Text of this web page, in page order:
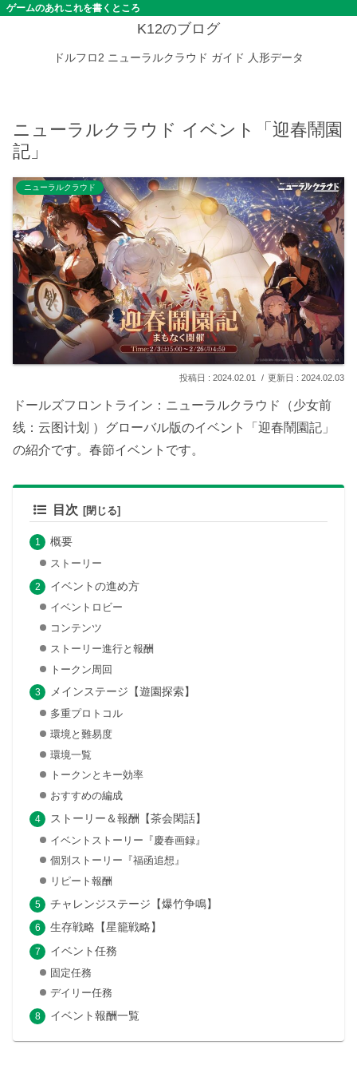
ゲームのあれこれを書くところ
K12のブログ
ドルフロ2 ニューラルクラウド ガイド 人形データ
ニューラルクラウド イベント「迎春鬧園
記」
ニューラルクラウド
2024.02.01 2024.02.03
ドールズフロントライン：ニューラルクラウド（少女前
线：云图计划 ）グローバル版のイベント「迎春鬧園記」
の紹介です。春節イベントです。
目次
概要
ストーリー
イベントの進め方
イベントロビー
コンテンツ
ストーリー進行と報酬
トークン周回
メインステージ【遊園探索】
多重プロトコル
環境と難易度
環境一覧
トークンとキー効率
おすすめの編成
ストーリー＆報酬【茶会閑話】
イベントストーリー『慶春画録』
個別ストーリー『福函追想』
リピート報酬
チャレンジステージ【爆竹争鳴】
生存戦略【星籠戦略】
イベント任務
固定任務
デイリー任務
イベント報酬一覧